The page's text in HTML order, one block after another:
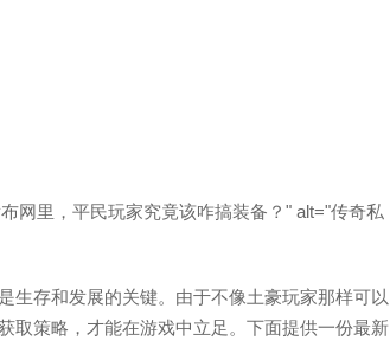
网里，平民玩家究竟该咋搞装备？" alt="传奇私
生存和发展的关键。由于不像土豪玩家那样可以
取策略，才能在游戏中立足。下面提供一份最新